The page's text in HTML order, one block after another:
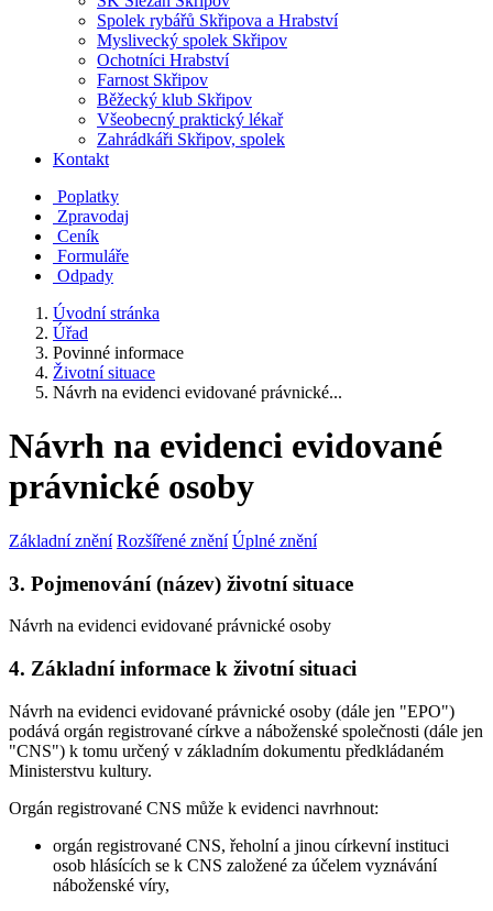
Spolek rybářů Skřipova a Hrabství
Myslivecký spolek Skřipov
Ochotníci Hrabství
Farnost Skřipov
Běžecký klub Skřipov
Všeobecný praktický lékař
Zahrádkáři Skřipov, spolek
Kontakt
Poplatky
Zpravodaj
Ceník
Formuláře
Odpady
Úvodní stránka
Úřad
Povinné informace
Životní situace
Návrh na evidenci evidované právnické...
Návrh na evidenci evidované
právnické osoby
Základní znění Rozšířené znění Úplné znění
3. Pojmenování (název) životní situace
Návrh na evidenci evidované právnické osoby
4. Základní informace k životní situaci
Návrh na evidenci evidované právnické osoby (dále jen "EPO")
podává orgán registrované církve a náboženské společnosti (dále jen
"CNS") k tomu určený v základním dokumentu předkládaném
Ministerstvu kultury.
Orgán registrované CNS může k evidenci navrhnout:
orgán registrované CNS, řeholní a jinou církevní instituci
osob hlásících se k CNS založené za účelem vyznávání
náboženské víry,